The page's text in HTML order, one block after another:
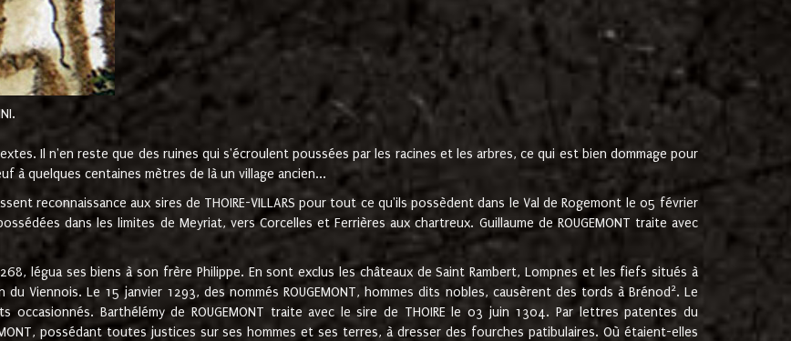
Il n'en reste que des ruines qui s'écroulent poussées par les racines et les arbres, ce qui est bien dommage pour
quelques centaines mètres de là un village ancien...
reconnaissance aux sires de THOIRE-VILLARS pour tout ce qu'ils possèdent dans le Val de Rogemont le 05 février
dans les limites de Meyriat, vers Corcelles et Ferrières aux chartreux. Guillaume de ROUGEMONT traite avec
légua ses biens à son frère Philippe. En sont exclus les châteaux de Saint Rambert, Lompnes et les fiefs situés à
Viennois. Le 15 janvier 1293, des nommés ROUGEMONT, hommes dits nobles, causèrent des tords à Brénod 2. Le
Barthélémy de ROUGEMONT traite avec le sire de THOIRE le 03 juin 1304. Par lettres patentes du
possédant toutes justices sur ses hommes et ses terres, à dresser des fourches patibulaires. Où étaient-elles